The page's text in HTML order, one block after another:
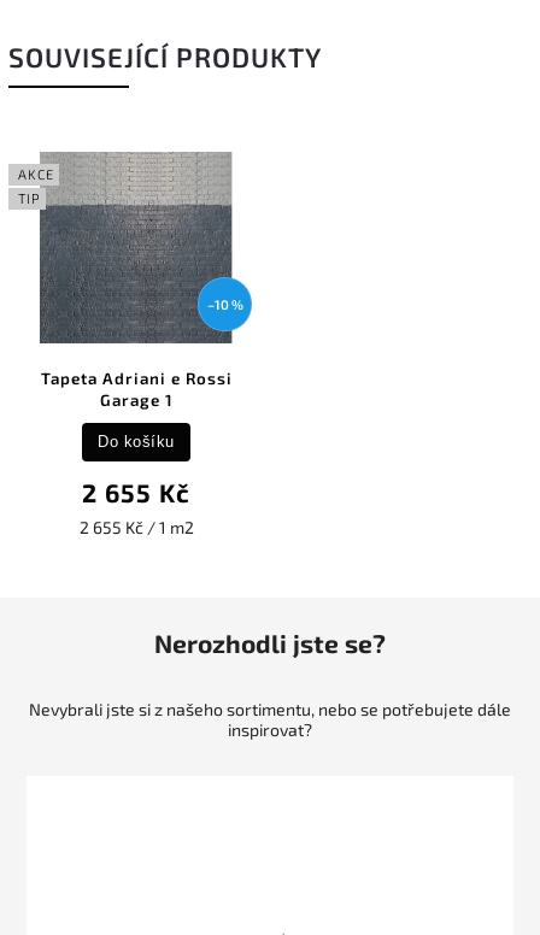
SOUVISEJÍCÍ PRODUKTY
AKCE
TIP
–10 %
Tapeta Adriani e Rossi
Garage 1
2 655 Kč
2 655 Kč / 1 m2
Do košíku
Nerozhodli jste se?
Nevybrali jste si z našeho sortimentu, nebo se potřebujete dále
inspirovat?